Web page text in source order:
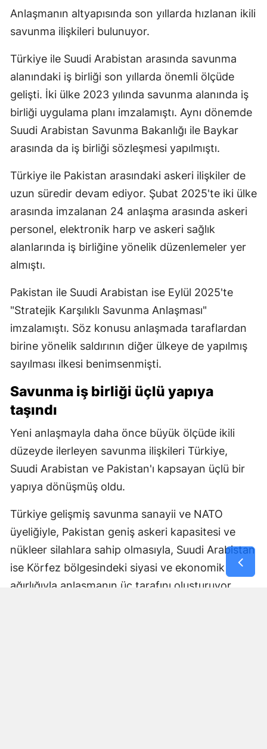
Anlaşmanın altyapısında son yıllarda hızlanan ikili
savunma ilişkileri bulunuyor.
Türkiye ile Suudi Arabistan arasında savunma
alanındaki iş birliği son yıllarda önemli ölçüde
gelişti. İki ülke 2023 yılında savunma alanında iş
birliği uygulama planı imzalamıştı. Aynı dönemde
Suudi Arabistan Savunma Bakanlığı ile Baykar
arasında da iş birliği sözleşmesi yapılmıştı.
Türkiye ile Pakistan arasındaki askeri ilişkiler de
uzun süredir devam ediyor. Şubat 2025'te iki ülke
arasında imzalanan 24 anlaşma arasında askeri
personel, elektronik harp ve askeri sağlık
alanlarında iş birliğine yönelik düzenlemeler yer
almıştı.
Pakistan ile Suudi Arabistan ise Eylül 2025'te
"Stratejik Karşılıklı Savunma Anlaşması"
imzalamıştı. Söz konusu anlaşmada taraflardan
birine yönelik saldırının diğer ülkeye de yapılmış
sayılması ilkesi benimsenmişti.
Savunma iş birliği üçlü yapıya
taşındı
Yeni anlaşmayla daha önce büyük ölçüde ikili
düzeyde ilerleyen savunma ilişkileri Türkiye,
Suudi Arabistan ve Pakistan'ı kapsayan üçlü bir
yapıya dönüşmüş oldu.
Türkiye gelişmiş savunma sanayii ve NATO
üyeliğiyle, Pakistan geniş askeri kapasitesi ve
nükleer silahlara sahip olmasıyla, Suudi Arabistan
ise Körfez bölgesindeki siyasi ve ekonomik
ağırlığıyla anlaşmanın üç tarafını oluşturuyor.